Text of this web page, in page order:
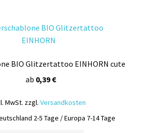
BIO Glitzertattoo EINHORN cute
ab 0,39€
MwSt. zzgl. Versandkosten
2-5 Tage / Europa 7-14 Tage